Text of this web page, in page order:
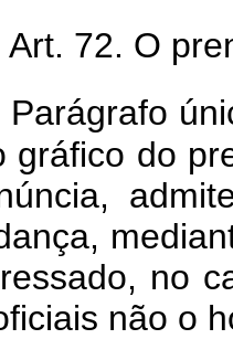
Art. 72. O
Parágrafo
gráfico do
no
não o